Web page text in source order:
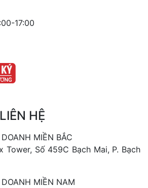
17:00
HỆ
MIỀN BẮC
Tower, Số 459C Bạch Mai, P. Bạch
MIỀN NAM